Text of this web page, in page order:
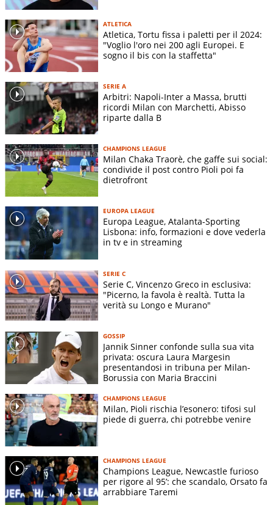
ATLETICA
Atletica, Tortu fissa i paletti per il 2024:
"Voglio l'oro nei 200 agli Europei. E
sogno il bis con la staffetta"
SERIE A
Arbitri: Napoli-Inter a Massa, brutti
ricordi Milan con Marchetti, Abisso
riparte dalla B
CHAMPIONS LEAGUE
Milan Chaka Traorè, che gaffe sui social:
condivide il post contro Pioli poi fa
dietrofront
EUROPA LEAGUE
Europa League, Atalanta-Sporting
Lisbona: info, formazioni e dove vederla
in tv e in streaming
SERIE C
Serie C, Vincenzo Greco in esclusiva:
"Picerno, la favola è realtà. Tutta la
verità su Longo e Murano"
GOSSIP
Jannik Sinner confonde sulla sua vita
privata: oscura Laura Margesin
presentandosi in tribuna per Milan-
Borussia con Maria Braccini
CHAMPIONS LEAGUE
Milan, Pioli rischia l’esonero: tifosi sul
piede di guerra, chi potrebbe venire
CHAMPIONS LEAGUE
Champions League, Newcastle furioso
per rigore al 95’: che scandalo, Orsato fa
arrabbiare Taremi